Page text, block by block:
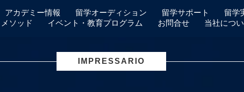
アカデミー情報 留学オーディション 留学サポート
留学
ソッド
イベント・教育プログラム お問合せ 当社につ
IMPRESSARIO